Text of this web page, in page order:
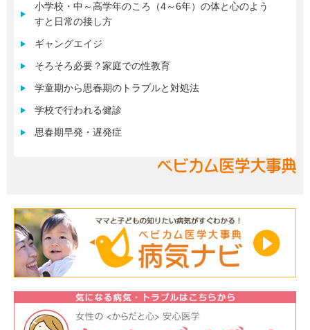
小学校・中～高学年のころ（4～6年）の体と心のよう
すと日常の接し方
ギャングエイジ
そろそろ必要？家庭での性教育
学童期から思春期のトラブルと対処法
学校で行われる健診
思春期早発・遅発症